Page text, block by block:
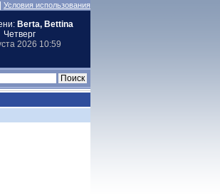
Условия использования
Berta, Bettina
Четверг
2026 10:59